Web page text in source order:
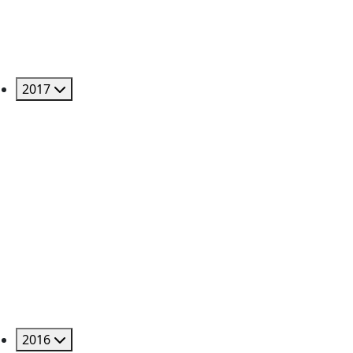
2017
2016